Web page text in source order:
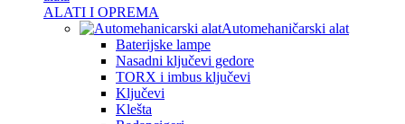
ALATI I OPREMA
Automehaničarski alat
Baterijske lampe
Nasadni ključevi gedore
TORX i imbus ključevi
Ključevi
Klešta